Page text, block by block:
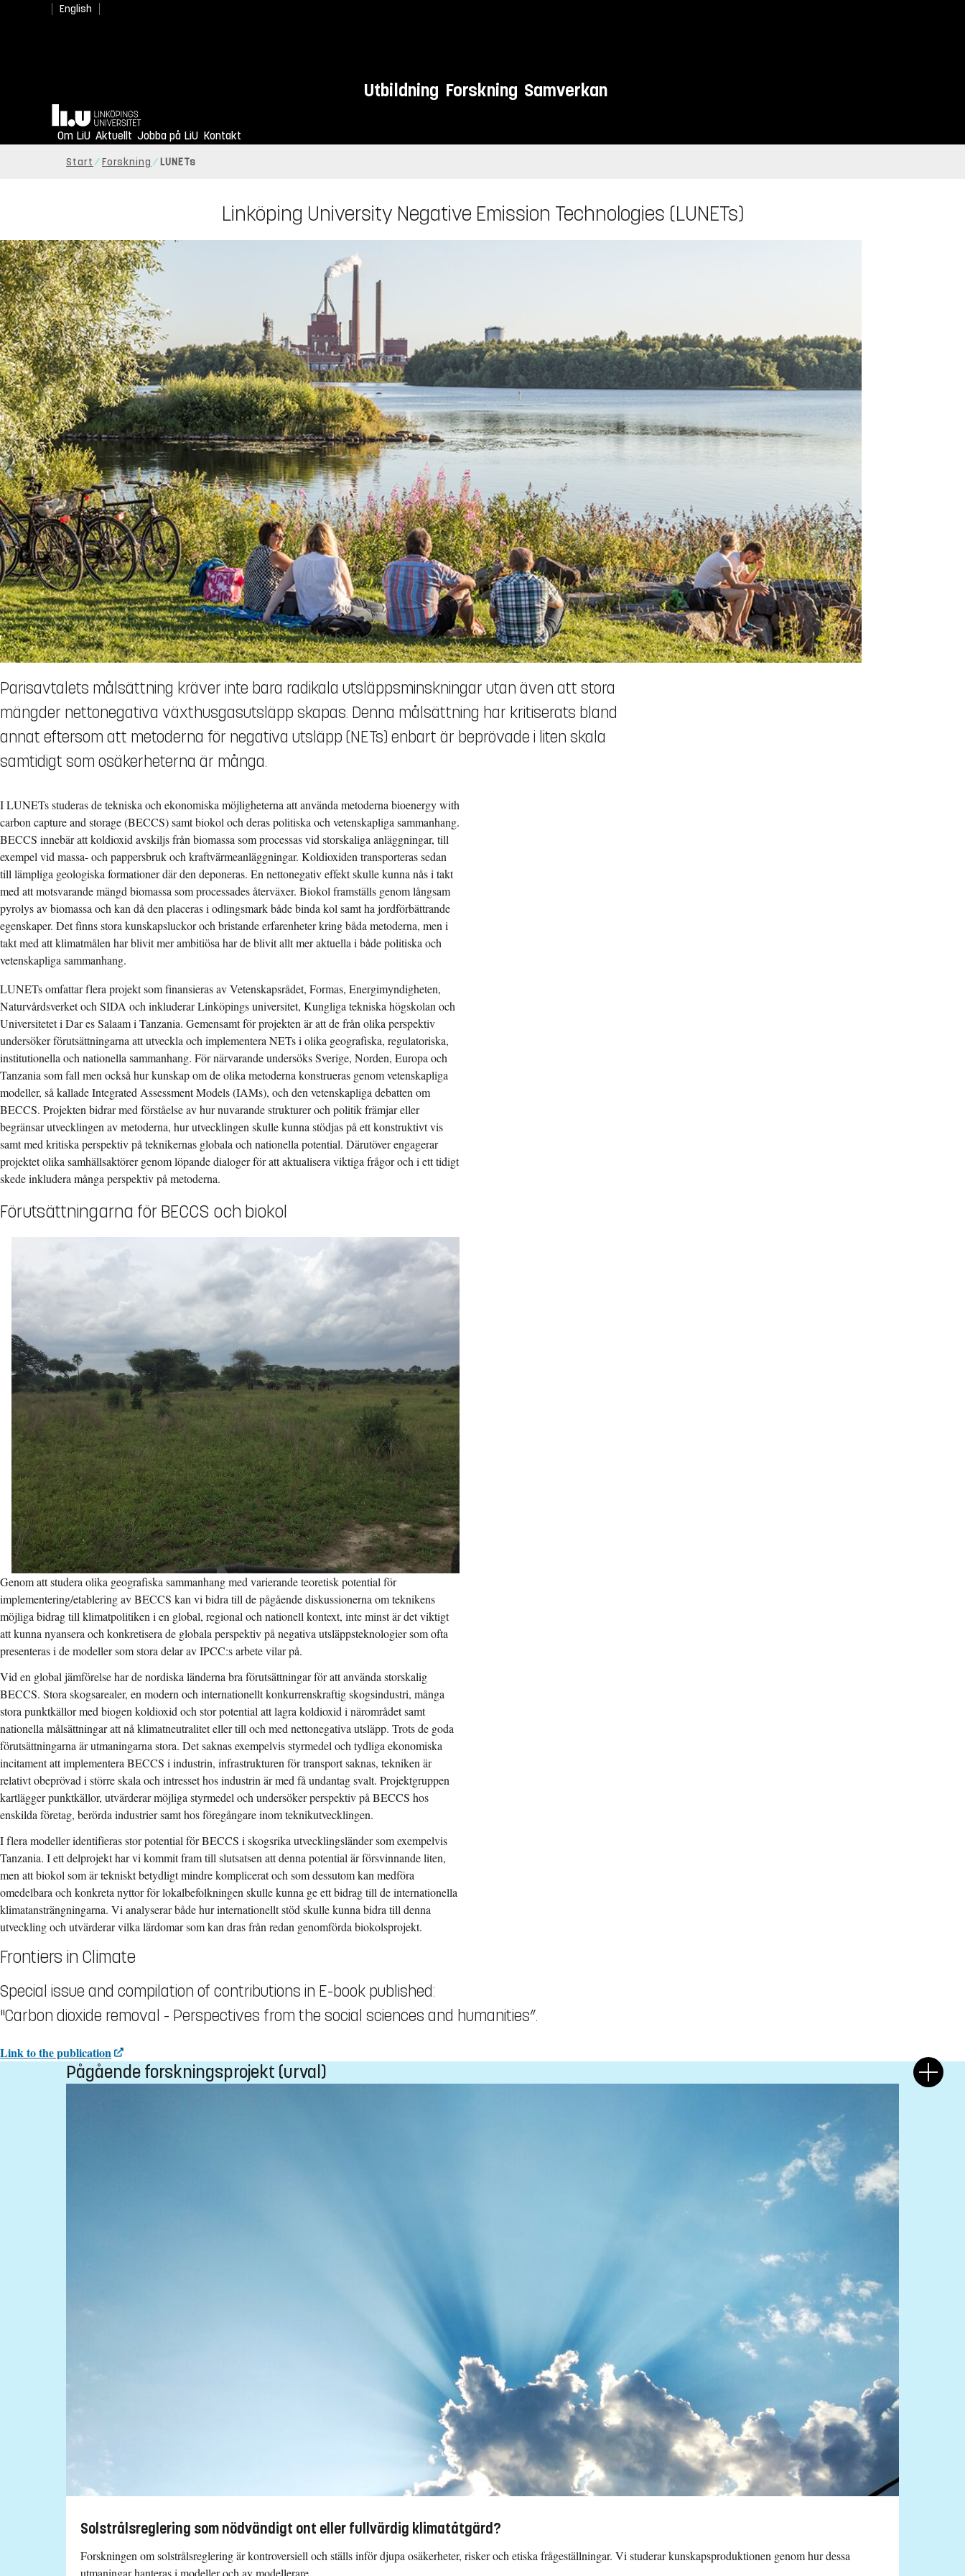
English
Utbildning Forskning Samverkan
Hem
Om LiU Aktuellt Jobba på LiU Kontakt
Start Forskning LUNETs
Linköping University Negative Emission Technologies (LUNETs)
Parisavtalets målsättning kräver inte bara radikala utsläppsminskningar utan även att stora
mängder nettonegativa växthusgasutsläpp skapas. Denna målsättning har kritiserats bland
annat eftersom att metoderna för negativa utsläpp (NETs) enbart är beprövade i liten skala
samtidigt som osäkerheterna är många.
I LUNETs studeras de tekniska och ekonomiska möjligheterna att använda metoderna bioenergy with
carbon capture and storage (BECCS) samt biokol och deras politiska och vetenskapliga sammanhang.
BECCS innebär att koldioxid avskiljs från biomassa som processas vid storskaliga anläggningar, till
exempel vid massa- och pappersbruk och kraftvärmeanläggningar. Koldioxiden transporteras sedan
till lämpliga geologiska formationer där den deponeras. En nettonegativ effekt skulle kunna nås i takt
med att motsvarande mängd biomassa som processades återväxer. Biokol framställs genom långsam
pyrolys av biomassa och kan då den placeras i odlingsmark både binda kol samt ha jordförbättrande
egenskaper. Det finns stora kunskapsluckor och bristande erfarenheter kring båda metoderna, men i
takt med att klimatmålen har blivit mer ambitiösa har de blivit allt mer aktuella i både politiska och
vetenskapliga sammanhang.
LUNETs omfattar flera projekt som finansieras av Vetenskapsrådet, Formas, Energimyndigheten,
Naturvårdsverket och SIDA och inkluderar Linköpings universitet, Kungliga tekniska högskolan och
Universitetet i Dar es Salaam i Tanzania. Gemensamt för projekten är att de från olika perspektiv
undersöker förutsättningarna att utveckla och implementera NETs i olika geografiska, regulatoriska,
institutionella och nationella sammanhang. För närvarande undersöks Sverige, Norden, Europa och
Tanzania som fall men också hur kunskap om de olika metoderna konstrueras genom vetenskapliga
modeller, så kallade Integrated Assessment Models (IAMs), och den vetenskapliga debatten om
BECCS. Projekten bidrar med förståelse av hur nuvarande strukturer och politik främjar eller
begränsar utvecklingen av metoderna, hur utvecklingen skulle kunna stödjas på ett konstruktivt vis
samt med kritiska perspektiv på teknikernas globala och nationella potential. Därutöver engagerar
projektet olika samhällsaktörer genom löpande dialoger för att aktualisera viktiga frågor och i ett tidigt
skede inkludera många perspektiv på metoderna.
Förutsättningarna för BECCS och biokol
Genom att studera olika geografiska sammanhang med varierande teoretisk potential för
implementering/etablering av BECCS kan vi bidra till de pågående diskussionerna om teknikens
möjliga bidrag till klimatpolitiken i en global, regional och nationell kontext, inte minst är det viktigt
att kunna nyansera och konkretisera de globala perspektiv på negativa utsläppsteknologier som ofta
presenteras i de modeller som stora delar av IPCC:s arbete vilar på.
Vid en global jämförelse har de nordiska länderna bra förutsättningar för att använda storskalig
BECCS. Stora skogsarealer, en modern och internationellt konkurrenskraftig skogsindustri, många
stora punktkällor med biogen koldioxid och stor potential att lagra koldioxid i närområdet samt
nationella målsättningar att nå klimatneutralitet eller till och med nettonegativa utsläpp. Trots de goda
förutsättningarna är utmaningarna stora. Det saknas exempelvis styrmedel och tydliga ekonomiska
incitament att implementera BECCS i industrin, infrastrukturen för transport saknas, tekniken är
relativt obeprövad i större skala och intresset hos industrin är med få undantag svalt. Projektgruppen
kartlägger punktkällor, utvärderar möjliga styrmedel och undersöker perspektiv på BECCS hos
enskilda företag, berörda industrier samt hos föregångare inom teknikutvecklingen.
I flera modeller identifieras stor potential för BECCS i skogsrika utvecklingsländer som exempelvis
Tanzania. I ett delprojekt har vi kommit fram till slutsatsen att denna potential är försvinnande liten,
men att biokol som är tekniskt betydligt mindre komplicerat och som dessutom kan medföra
omedelbara och konkreta nyttor för lokalbefolkningen skulle kunna ge ett bidrag till de internationella
klimatansträngningarna. Vi analyserar både hur internationellt stöd skulle kunna bidra till denna
utveckling och utvärderar vilka lärdomar som kan dras från redan genomförda biokolsprojekt.
Frontiers in Climate
Special issue and compilation of contributions in E-book published:
"Carbon dioxide removal - Perspectives from the social sciences and humanities”.
Link to the publication
Pågående forskningsprojekt (urval)
Solstrålsreglering som nödvändigt ont eller fullvärdig klimatåtgärd?
Forskningen om solstrålsreglering är kontroversiell och ställs inför djupa osäkerheter, risker och etiska frågeställningar. Vi studerar kunskapsproduktionen genom hur dessa
utmaningar hanteras i modeller och av modellerare.